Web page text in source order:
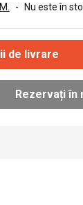
- Nu este în
de livrare
Rezervați în